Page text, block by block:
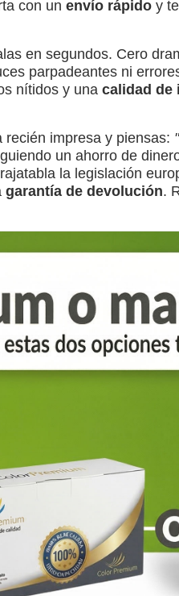
con un envío rápido y
en segundos. Cero
parpadeantes ni
nítidos y una calidad de
impresa y piensas:
un ahorro de
la legislación
garantía de devolución.